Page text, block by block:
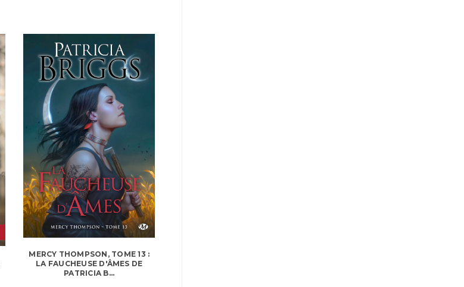
MERCY THOMPSON, TOME 13 :
LA FAUCHEUSE D'ÂMES DE
PATRICIA B...